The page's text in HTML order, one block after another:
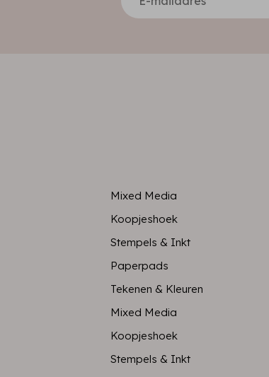
Mixed Media
Koopjeshoek
Stempels & Inkt
Paperpads
Tekenen & Kleuren
Mixed Media
Koopjeshoek
Stempels & Inkt